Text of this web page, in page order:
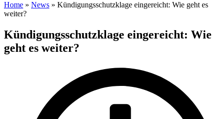
Home » News » Kündigungsschutzklage eingereicht: Wie geht es
weiter?
Kündigungsschutzklage eingereicht: Wie
geht es weiter?